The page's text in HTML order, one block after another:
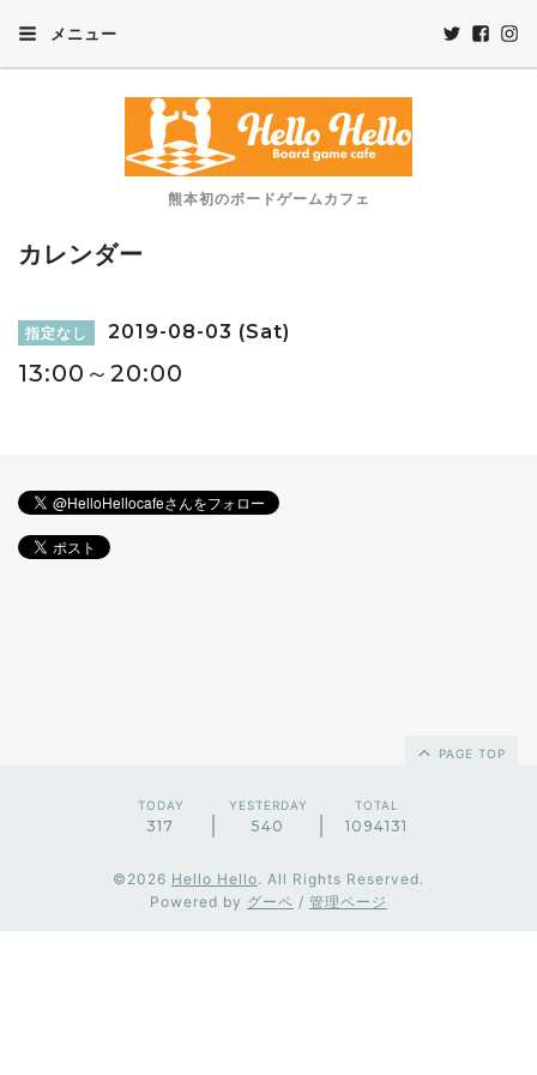
メニュー
熊本初のボードゲームカフェ
カレンダー
指定なし 2019-08-03 (Sat)
13:00～20:00
PAGE TOP
TODAY
317
YESTERDAY
540
TOTAL
1094131
©2026 Hello Hello. All Rights Reserved.
Powered by グーペ / 管理ページ